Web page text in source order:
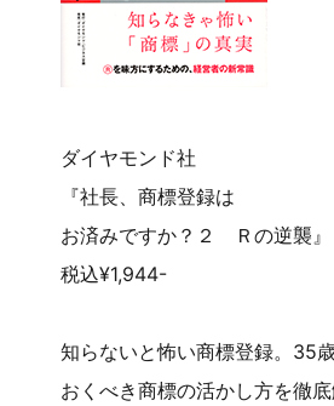
ダイヤモンド社
『社長、商標登録は
お済みですか？２ Ｒの逆襲』
税込¥1,944-
知らないと怖い商標登録。35
おくべき商標の活かし方を徹底